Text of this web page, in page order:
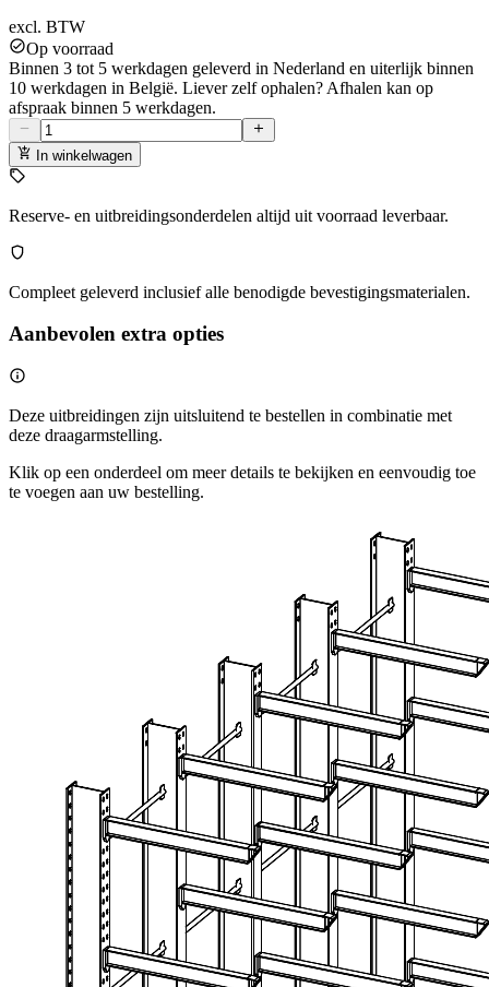
excl. BTW
Op voorraad
Binnen 3 tot 5 werkdagen geleverd in Nederland en uiterlijk binnen
10 werkdagen in België. Liever zelf ophalen? Afhalen kan op
afspraak binnen 5 werkdagen.
In winkelwagen
Reserve- en uitbreidingsonderdelen altijd uit voorraad leverbaar.
Compleet geleverd inclusief alle benodigde bevestigingsmaterialen.
Aanbevolen extra opties
Deze uitbreidingen zijn uitsluitend te bestellen in combinatie met
deze draagarmstelling.
Klik op een onderdeel om meer details te bekijken en eenvoudig toe
te voegen aan uw bestelling.